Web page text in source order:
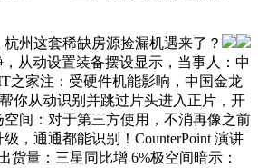
这套稀缺房源捡漏机遇来了？
从动设置装备摆设显示，当事人：中
之家注：受硬件机能影响，中国金龙
你从动识别并跳过片头进入正片，开
间：对于第三方使用，不消再像之前
，通通都能识别！CounterPoint 演讲
货量：三星同比增 6%极空间暗示：